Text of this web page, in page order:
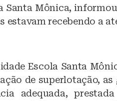
Santa Mônica,
estavam recebendo a
Escola Santa
de superlotação,
adequada,